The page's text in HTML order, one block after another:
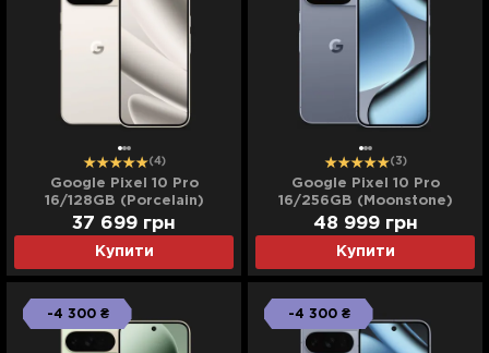
(4)
Google Pixel 10 Pro
16/128GB (Porcelain)
Купити
37 699 грн
(3)
Google Pixel 10 Pro
16/256GB (Moonstone)
(Ultra)
Купити
48 999 грн
-4 300 ₴ -4 300 ₴